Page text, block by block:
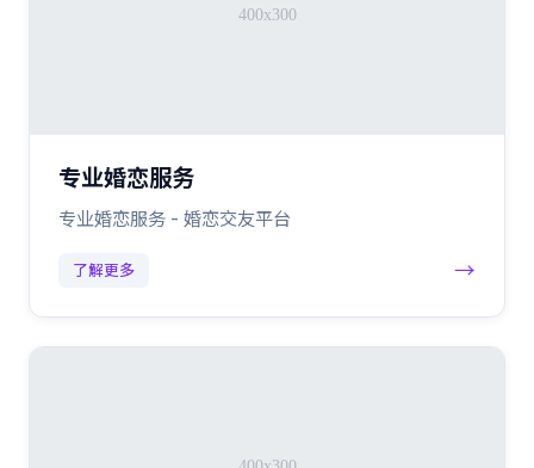
专业婚恋服务
专业婚恋服务 - 婚恋交友平台
了解更多 →